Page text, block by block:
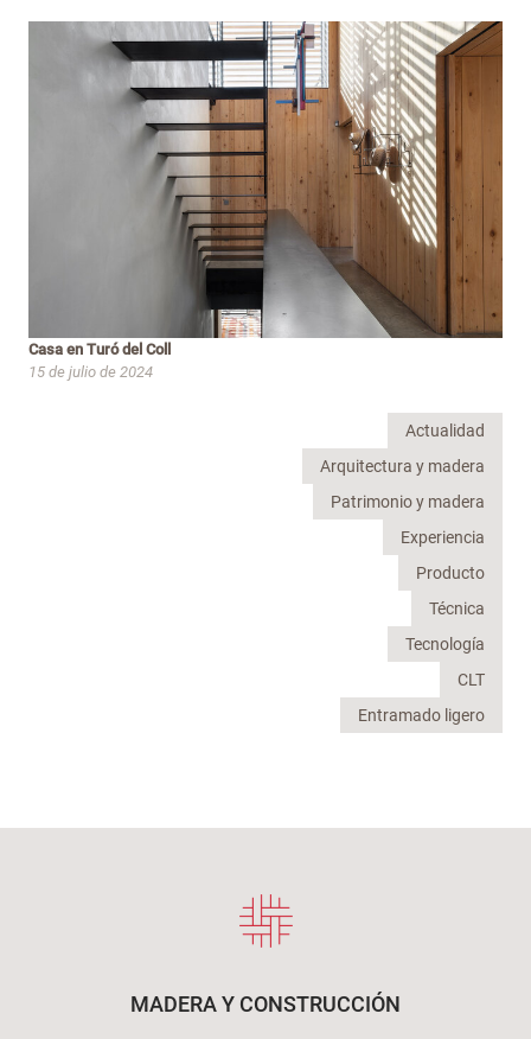
Casa en Turó del Coll
15 de julio de 2024
Actualidad
Arquitectura y madera
Patrimonio y madera
Experiencia
Producto
Técnica
Tecnología
CLT
Entramado ligero
MADERA Y CONSTRUCCIÓN